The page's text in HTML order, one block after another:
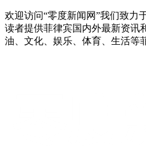
欢迎访问“零度新闻网”我们致力
读者提供菲律宾国内外最新资讯
油、文化、娱乐、体育、生活等